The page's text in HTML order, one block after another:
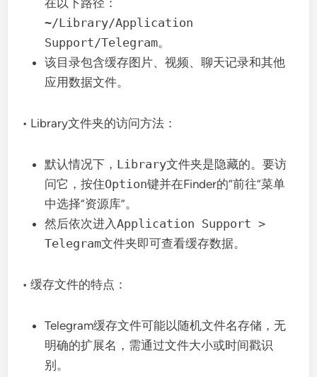
在以下路径：
~/Library/Application
Support/Telegram。
该目录包含缓存图片、视频、聊天记录和其他
应用数据文件。
• Library文件夹的访问方法：
默认情况下， Library文件夹是隐藏的。要访
问它，按住Option键并在Finder的“前往”菜单
中选择“资源库”。
然后依次进入Application Support >
Telegram文件夹即可查看缓存数据。
• 缓存文件的特点：
Telegram缓存文件可能以随机文件名存储，无
明确的扩展名，需通过文件大小或时间戳识
别。